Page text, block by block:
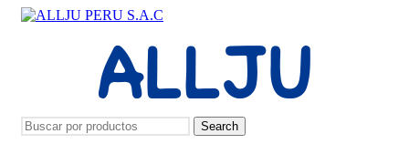
Search